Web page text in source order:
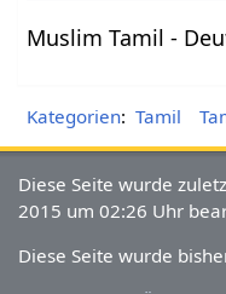
Muslim Tamil -
Kategorien: Tamil
Diese Seite wurde
2015 um 02:26 Uhr
Diese Seite wurde